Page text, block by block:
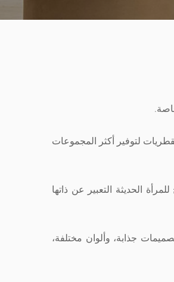
موهوبة بما في ذلك بعض المصممات القطريات لتوفير أكثر المجموعات
الحديثة التعبير عن ذاتها
جذابة، وألوان مختلفة،